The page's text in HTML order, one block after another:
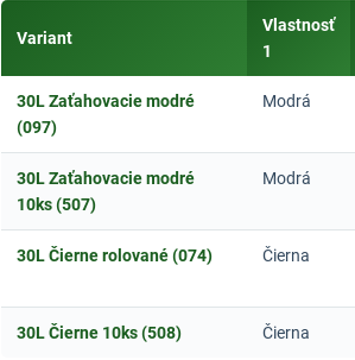
Variant
Vlastnosť
1
30L Zaťahovacie modré
(097)
Modrá
30L Zaťahovacie modré
10ks (507)
Modrá
30L Čierne rolované (074) Čierna
30L Čierne 10ks (508) Čierna